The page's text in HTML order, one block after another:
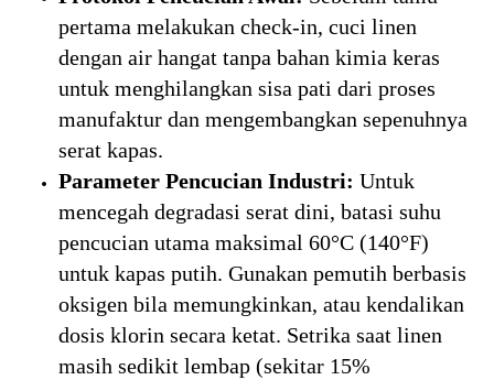
pertama melakukan check-in, cuci linen
dengan air hangat tanpa bahan kimia keras
untuk menghilangkan sisa pati dari proses
manufaktur dan mengembangkan sepenuhnya
serat kapas.
Parameter Pencucian Industri: Untuk
mencegah degradasi serat dini, batasi suhu
pencucian utama maksimal 60°C (140°F)
untuk kapas putih. Gunakan pemutih berbasis
oksigen bila memungkinkan, atau kendalikan
dosis klorin secara ketat. Setrika saat linen
masih sedikit lembap (sekitar 15%